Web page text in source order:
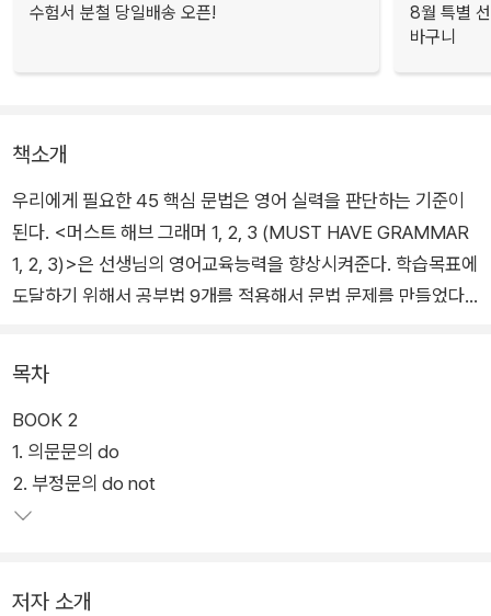
수험서 분철 당일배송 오픈!
8월 특별
바구니
책소개
우리에게 필요한 45 핵심 문법은 영어 실력을 판단하는 기준이
된다. <머스트 해브 그래머 1, 2, 3 (MUST HAVE GRAMMAR
1, 2, 3)>은 선생님의 영어교육능력을 향상시켜준다. 학습목표에
도달하기 위해서 공부법 9개를 적용해서 문법 문제를 만들었다.
이고, 문법 습득을 이루게 한다. 서술형, 논술형 수업과 시험을 체
계적으로 준비시키는 교재이다.
목차
BOOK 2
1. 의문문의 do
2. 부정문의 do not
저자 소개